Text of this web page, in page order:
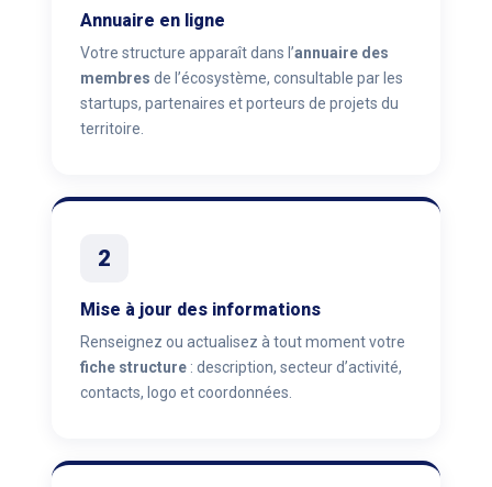
Annuaire en ligne
Votre structure apparaît dans l’annuaire des
membres de l’écosystème, consultable par les
startups, partenaires et porteurs de projets du
territoire.
2
Mise à jour des informations
Renseignez ou actualisez à tout moment votre
fiche structure : description, secteur d’activité,
contacts, logo et coordonnées.